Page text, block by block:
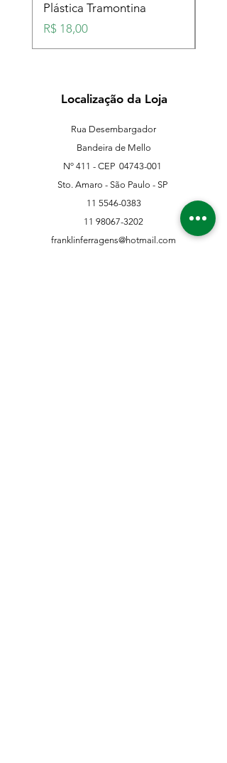
Plástica Tramontina
Preço
R$ 18,00
Localização da Loja
Rua Desembargador
Bandeira de Mello
Nº 411 - CEP 04743-001
Sto. Amaro - São Paulo - SP
11 5546-0383
11 98067-3202
franklinferragens@hotmail.com